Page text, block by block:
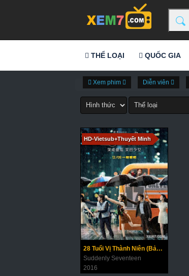
THỂ LOẠI QUỐC GIA
Xem phim Diễn viên
HD-Vietsub+Thuyết Minh
28 Tuổi Vị Thành Niên (Bản Điện Ảnh)
Suddenly Seventeen
2016